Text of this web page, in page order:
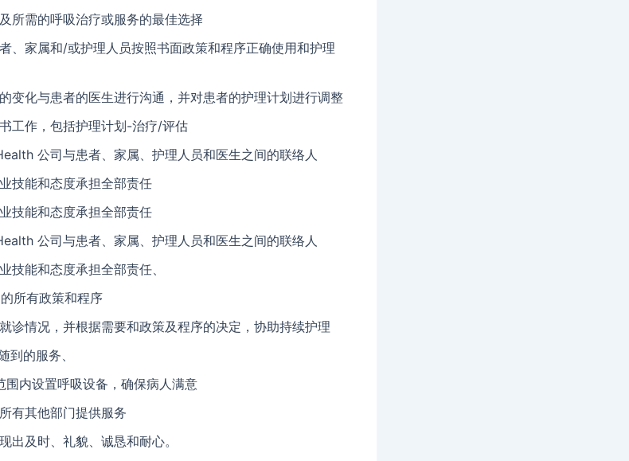
所需的呼吸治疗或服务的最佳选择
、家属和/或护理人员按照书面政策和程序正确使用和护理
变化与患者的医生进行沟通，并对患者的护理计划进行调整
工作，包括护理计划-治疗/评估
公司与患者、家属、护理人员和医生之间的联络人
技能和态度承担全部责任
技能和态度承担全部责任
公司与患者、家属、护理人员和医生之间的联络人
技能和态度承担全部责任、
所有政策和程序
诊情况，并根据需要和政策及程序的决定，协助持续护理
到的服务、
围内设置呼吸设备，确保病人满意
有其他部门提供服务
出及时、礼貌、诚恳和耐心。